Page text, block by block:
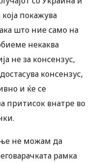
покажува
што ние само на
некаква
не за консензус,
консензус,
и ќе се
притисок внатре во
не можам да
рамка